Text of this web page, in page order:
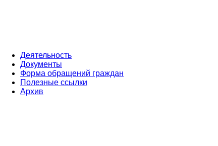
Деятельность
Документы
Форма обращений граждан
Полезные ссылки
Архив